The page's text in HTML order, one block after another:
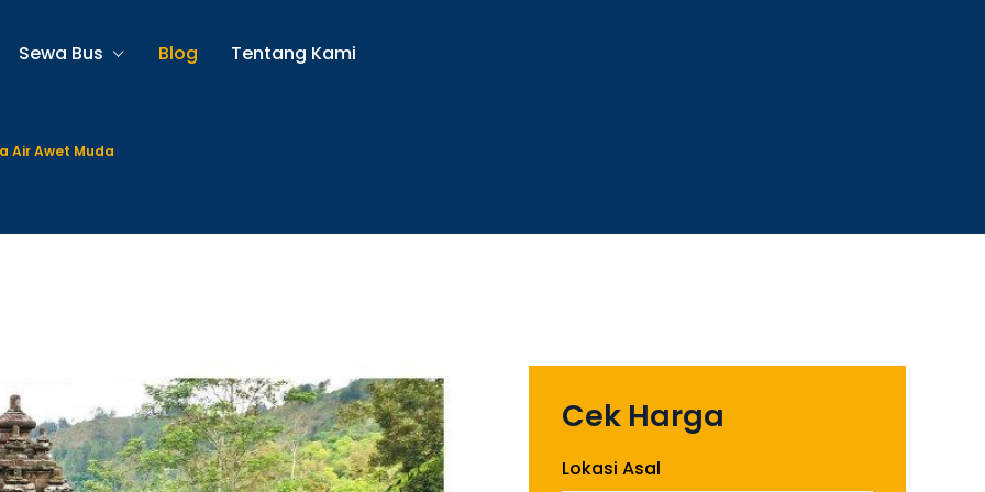
Sewa Bus Blog
Tentang Kami
Air Awet Muda
Cek Harga
Lokasi Asal